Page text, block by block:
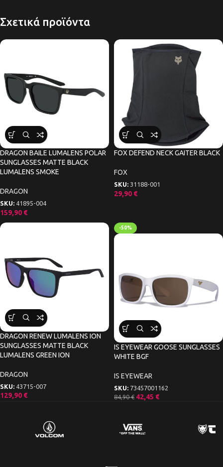
Σχετικά προϊόντα
DRAGON BAILE LUMALENS POLAR
SUNGLASSES MATTE BLACK
LUMALENS SMOKE
DRAGON
SKU: 41895-004
159,90 €
FOX DEFEND NECK GAITER BLACK
FOX
SKU: 31188-001
29,90 €
DRAGON RENEW LUMALENS ION
SUNGLASSES MATTE BLACK
LUMALENS GREEN ION
DRAGON
SKU: 43715-007
129,90 €
-50%
IS EYEWEAR GOOSE SUNGLASSES
WHITE BGF
IS EYEWEAR
SKU: 73457001162
84,90€ 42,45 €